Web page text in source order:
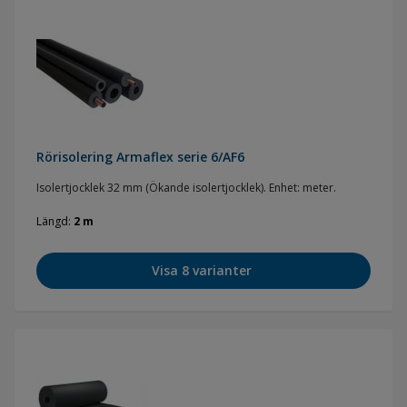
Rörisolering Armaflex serie 6/AF6
Isolertjocklek 32 mm (Ökande isolertjocklek). Enhet: meter.
Längd 2 m
Visa 8 varianter